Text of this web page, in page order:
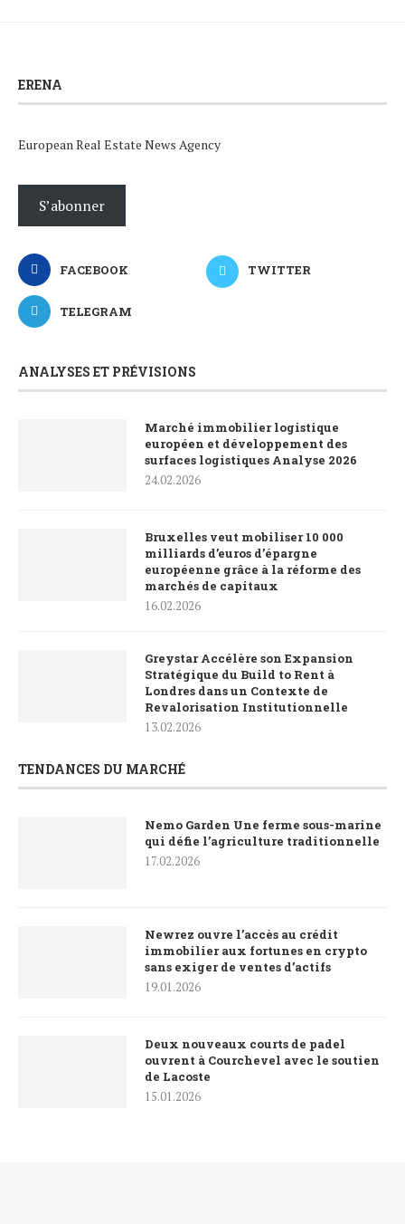
ERENA
European Real Estate News Agency
S’abonner
FACEBOOK TWITTER
TELEGRAM
ANALYSES ET PRÉVISIONS
Marché immobilier logistique
européen et développement des
surfaces logistiques Analyse 2026
24.02.2026
Bruxelles veut mobiliser 10 000
milliards d’euros d’épargne
européenne grâce à la réforme des
marchés de capitaux
16.02.2026
Greystar Accélère son Expansion
Stratégique du Build to Rent à
Londres dans un Contexte de
Revalorisation Institutionnelle
13.02.2026
TENDANCES DU MARCHÉ
Nemo Garden Une ferme sous-marine
qui défie l’agriculture traditionnelle
17.02.2026
Newrez ouvre l’accès au crédit
immobilier aux fortunes en crypto
sans exiger de ventes d’actifs
19.01.2026
Deux nouveaux courts de padel
ouvrent à Courchevel avec le soutien
de Lacoste
15.01.2026